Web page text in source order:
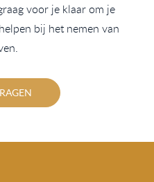
voor je klaar om je
bij het nemen van